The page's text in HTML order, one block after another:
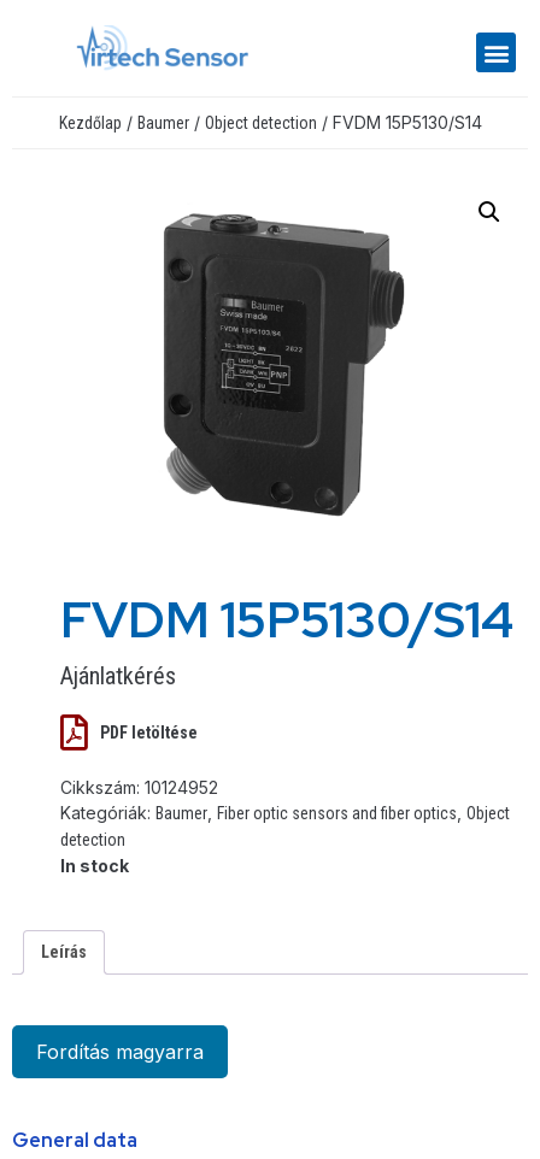
Kezdőlap / Baumer/ Object detection / FVDM 15P5130/S14
FVDM 15P5130/S14
Ajánlatkérés
PDF letöltése
Cikkszám: 10124952
Kategóriák: Baumer Fiber optic sensors and fiber optics Object
detection
In stock
Leírás
Fordítás magyarra
General data